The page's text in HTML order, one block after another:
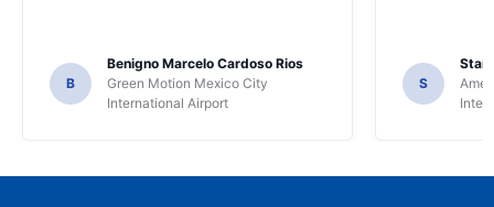
B
Benigno Marcelo Cardoso Rios
Green Motion Mexico City
International Airport
S